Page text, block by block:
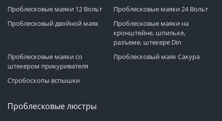
Проблесковые маяки 12 Вольт
Проблесковые маяки 24 Вольт
Проблесковый двойной маяк
Проблесковые маяки на
кронштейне, шпильке,
разъеме, штекере Din
Проблесковые маяки со
штекером прикуривателя
Проблесковый маяк Сакура
Стробоскопы вспышки
Проблесковые люстры